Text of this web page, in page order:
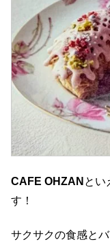
CAFE OHZAN とい
す！
サクサクの食感と